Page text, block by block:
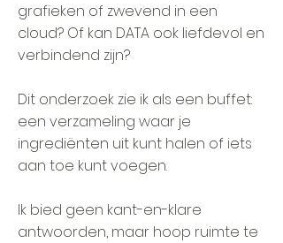
grafieken of zwevend in een
cloud? Of kan DATA ook liefdevol en
verbindend zijn?
Dit onderzoek zie ik als een buffet:
een verzameling waar je
ingrediënten uit kunt halen of iets
aan toe kunt voegen.
Ik bied geen kant-en-klare
antwoorden, maar hoop ruimte te